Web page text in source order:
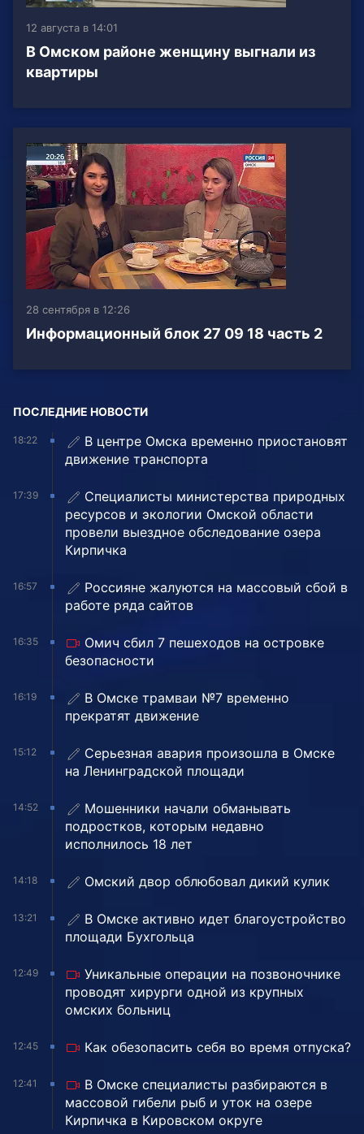
12 августа в 14:01
В Омском районе женщину выгнали из
квартиры
28 сентября в 12:26
Информационный блок 27 09 18 часть 2
ПОСЛЕДНИЕ НОВОСТИ
18:22
В центре Омска временно приостановят
движение транспорта
17:39
Специалисты министерства природных
ресурсов и экологии Омской области
провели выездное обследование озера
Кирпичка
16:57
Россияне жалуются на массовый сбой в
работе ряда сайтов
16:35
Омич сбил 7 пешеходов на островке
безопасности
16:19
В Омске трамваи №7 временно
прекратят движение
15:12
Серьезная авария произошла в Омске
на Ленинградской площади
14:52
Мошенники начали обманывать
подростков, которым недавно
исполнилось 18 лет
14:18 Омский двор облюбовал дикий кулик
13:21
В Омске активно идет благоустройство
площади Бухгольца
12:49
Уникальные операции на позвоночнике
проводят хирурги одной из крупных
омских больниц
12:45 Как обезопасить себя во время отпуска?
12:41
В Омске специалисты разбираются в
массовой гибели рыб и уток на озере
Кирпичка в Кировском округе